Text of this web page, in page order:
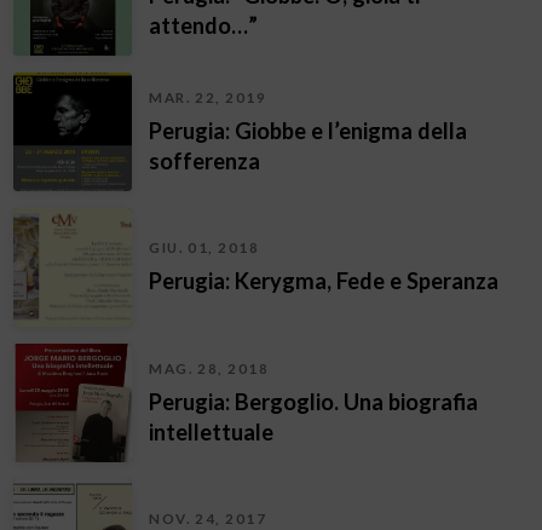
attendo…”
MAR. 22, 2019
Perugia: Giobbe e l’enigma della
sofferenza
GIU. 01, 2018
Perugia: Kerygma, Fede e Speranza
MAG. 28, 2018
Perugia: Bergoglio. Una biografia
intellettuale
NOV. 24, 2017